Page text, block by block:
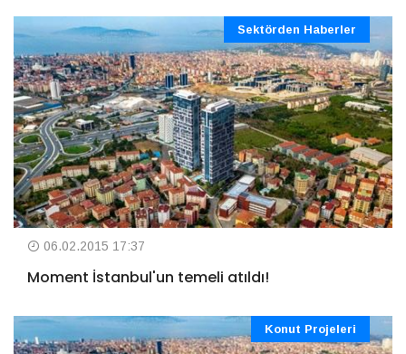
Sektörden Haberler
06.02.2015 17:37
Moment İstanbul'un temeli atıldı!
Konut Projeleri